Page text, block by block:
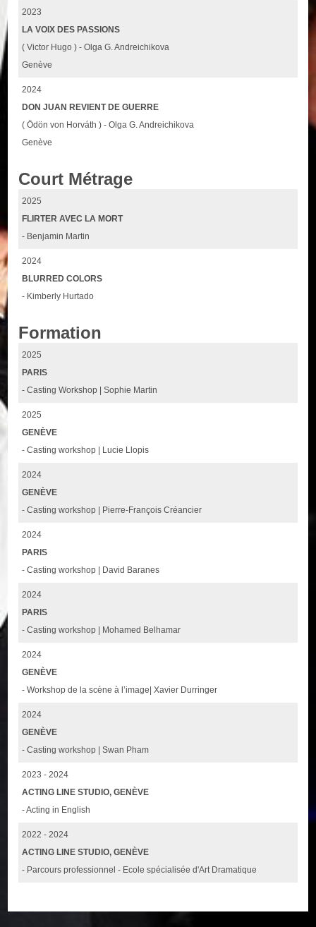
2023
LA VOIX DES PASSIONS
( Victor Hugo ) - Olga G. Andreichikova
Genève
2024
DON JUAN REVIENT DE GUERRE
( Ödön von Horváth ) - Olga G. Andreichikova
Genève
Court Métrage
2025
FLIRTER AVEC LA MORT
- Benjamin Martin
2024
BLURRED COLORS
- Kimberly Hurtado
Formation
2025
PARIS
- Casting Workshop | Sophie Martin
2025
GENÈVE
- Casting workshop | Lucie Llopis
2024
GENÈVE
- Casting workshop | Pierre-François Créancier
2024
PARIS
- Casting workshop | David Baranes
2024
PARIS
- Casting workshop | Mohamed Belhamar
2024
GENÈVE
- Workshop de la scène à l’image| Xavier Durringer
2024
GENÈVE
- Casting workshop | Swan Pham
2023 - 2024
ACTING LINE STUDIO, GENÈVE
- Acting in English
2022 - 2024
ACTING LINE STUDIO, GENÈVE
- Parcours professionnel - Ecole spécialisée d'Art Dramatique